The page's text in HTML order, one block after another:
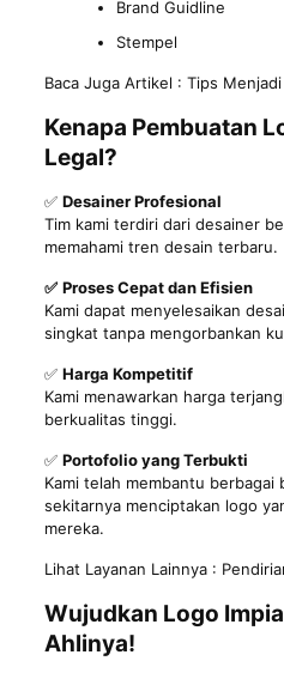
Brand Guidline
Stempel
Baca Juga Artikel : Tips
Kenapa Pembuatan
Legal?
✅ Desainer Profesional
Tim kami terdiri dari desainer
memahami tren desain terbaru.
✅ Proses Cepat dan Efisien
Kami dapat menyelesaikan
singkat tanpa mengorbankan
✅ Harga Kompetitif
Kami menawarkan harga
berkualitas tinggi.
✅ Portofolio yang Terbukti
Kami telah membantu berbagai
sekitarnya menciptakan logo
mereka.
Lihat Layanan Lainnya :
Wujudkan Logo
Ahlinya!